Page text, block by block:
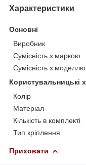
Характеристики
Основні
Виробник
Сумісність з маркою
Сумісність з моделлю
Користувальницькі
Колір
Матеріал
Кількість в комплекті
Тип кріплення
Приховати